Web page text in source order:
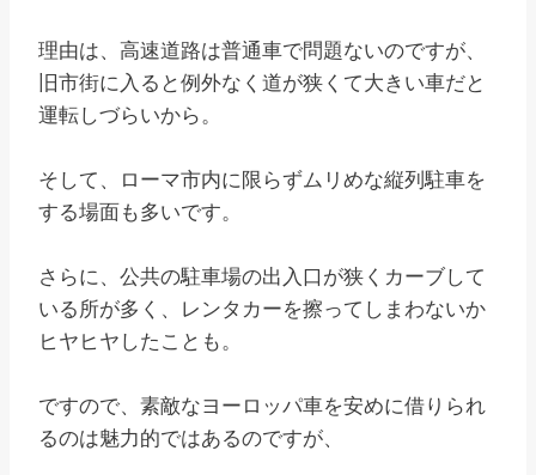
理由は、高速道路は普通車で問題ないのですが、
旧市街に入ると例外なく道が狭くて大きい車だと
運転しづらいから。
そして、ローマ市内に限らずムリめな縦列駐車を
する場面も多いです。
さらに、公共の駐車場の出入口が狭くカーブして
いる所が多く、レンタカーを擦ってしまわないか
ヒヤヒヤしたことも。
ですので、素敵なヨーロッパ車を安めに借りられ
るのは魅力的ではあるのですが、